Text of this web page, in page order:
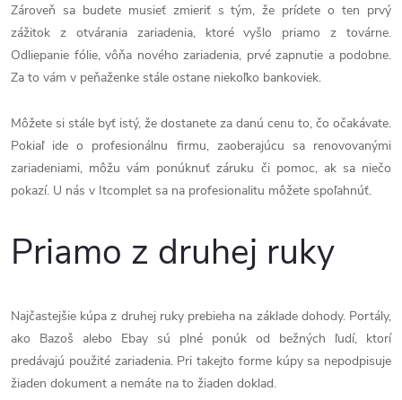
Zároveň sa budete musieť zmieriť s tým, že prídete o ten prvý
zážitok z otvárania zariadenia, ktoré vyšlo priamo z továrne.
Odliepanie fólie, vôňa nového zariadenia, prvé zapnutie a podobne.
Za to vám v peňaženke stále ostane niekoľko bankoviek.
Môžete si stále byť istý, že dostanete za danú cenu to, čo očakávate.
Pokiaľ ide o profesionálnu firmu, zaoberajúcu sa renovovanými
zariadeniami, môžu vám ponúknuť záruku či pomoc, ak sa niečo
pokazí. U nás v Itcomplet sa na profesionalitu môžete spoľahnúť.
Priamo z druhej ruky
Najčastejšie kúpa z druhej ruky prebieha na základe dohody. Portály,
ako Bazoš alebo Ebay sú plné ponúk od bežných ľudí, ktorí
predávajú použité zariadenia. Pri takejto forme kúpy sa nepodpisuje
žiaden dokument a nemáte na to žiaden doklad.